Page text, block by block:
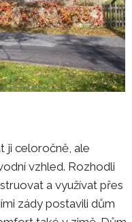
ji celoročně, ale
vzhled. Rozhodli
a využívat přes
zády postavili dům